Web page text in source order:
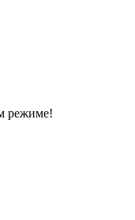
режиме!